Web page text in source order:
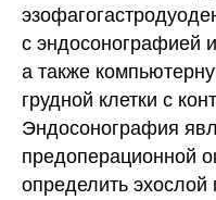
с эндосонографией
а также
грудной клетки с
Эндосонография
предоперационной
определить